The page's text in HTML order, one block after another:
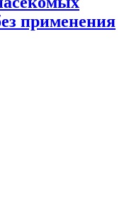
применения